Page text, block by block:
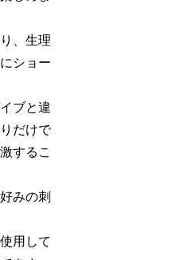
、生理
ショー
ブと違
だけで
するこ
みの刺
用して